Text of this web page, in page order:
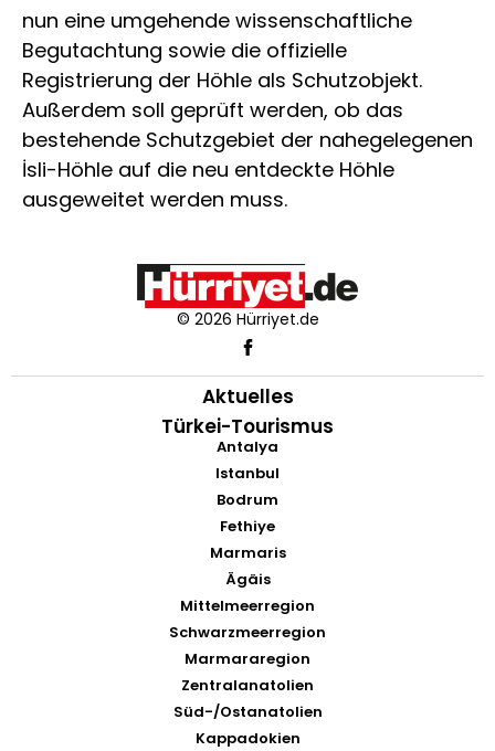
nun eine umgehende wissenschaftliche
Begutachtung sowie die offizielle
Registrierung der Höhle als Schutzobjekt.
Außerdem soll geprüft werden, ob das
bestehende Schutzgebiet der nahegelegenen
İsli-Höhle auf die neu entdeckte Höhle
ausgeweitet werden muss.
© 2026 Hürriyet.de
Aktuelles
Türkei-Tourismus
Antalya
Istanbul
Bodrum
Fethiye
Marmaris
Ägäis
Mittelmeerregion
Schwarzmeerregion
Marmararegion
Zentralanatolien
Süd-/Ostanatolien
Kappadokien